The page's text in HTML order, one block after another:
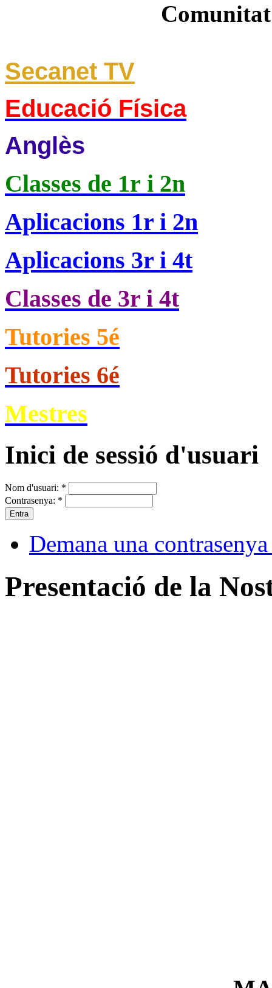
Secanet TV
Educació Física
Anglès
Classes de 1r i 2n
Aplicacions 1r i 2n
Aplicacions 3r i 4t
Classes de 3r i 4t
Tutories 5é
Tutories 6é
Mestres
Inici de sessió d'usuari
Nom d'usuari: *
Contrasenya: *
Demana una
Presentació de la